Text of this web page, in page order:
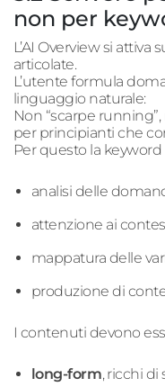
non per
L’AI Overview si attiva
articolate.
L’utente formula
linguaggio naturale:
Non “scarpe
per principianti che
Per questo la
analisi delle
attenzione ai
mappatura delle
produzione di
I contenuti devono
long-form, ricchi di